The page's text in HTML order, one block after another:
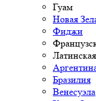
Гуам
Новая
Фиджи
Бразилия
Венесуэла